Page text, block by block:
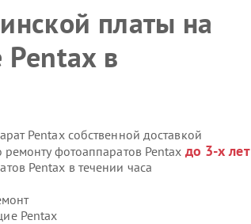
платы на
Pentax в
Pentax собственной доставкой
фотоаппаратов Pentax до 3-х лет
Pentax в течении часа
Pentax